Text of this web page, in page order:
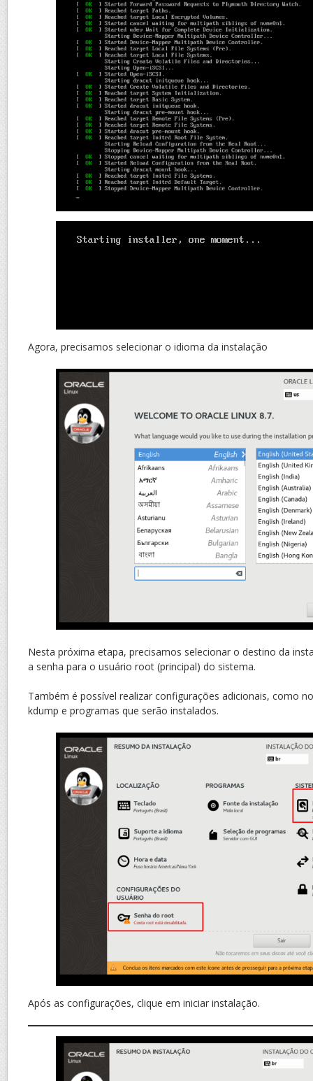
Agora, precisamos selecionar o idioma da instalação
Nesta próxima etapa, precisamos selecionar o destino da
a senha para o usuário root (principal) do sistema.
Também é possível realizar configurações adicionais, como
kdump e programas que serão instalados.
Após as configurações, clique em iniciar instalação.